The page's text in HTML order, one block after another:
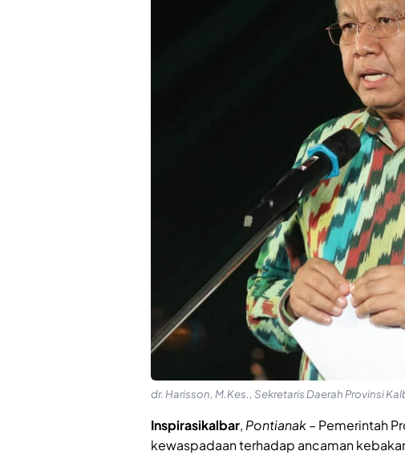
dr. Harisson, M.Kes., Sekretaris Daerah Provinsi
Inspirasikalbar, Pontianak– Pemerintah
kewaspadaan terhadap ancaman